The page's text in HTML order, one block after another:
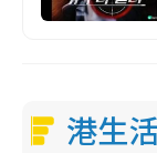
港生